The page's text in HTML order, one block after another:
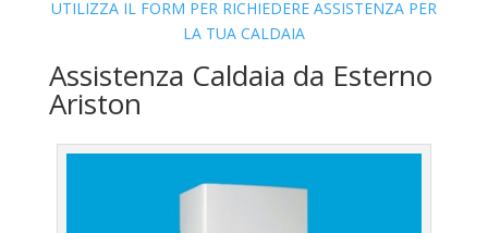
UTILIZZA IL FORM PER RICHIEDERE ASSISTENZA PER
LA TUA CALDAIA
Assistenza Caldaia da Esterno
Ariston